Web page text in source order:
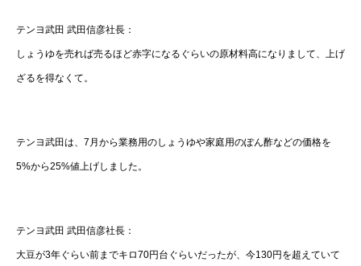
テンヨ武田 武田信彦社長：
しょうゆを売れば売るほど赤字になるぐらいの原材料高になりまして、上げ
ざるを得なくて。
テンヨ武田は、7月から業務用のしょうゆや家庭用のぽん酢などの価格を
5%から25%値上げしました。
テンヨ武田 武田信彦社長：
大豆が3年ぐらい前までキロ70円台ぐらいだったが、今130円を超えていて